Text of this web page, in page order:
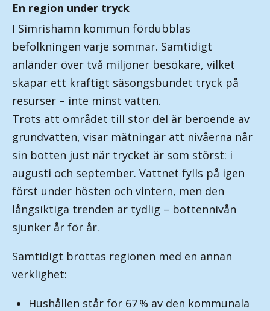
En region under tryck
I Simrishamn kommun fördubblas
befolkningen varje sommar. Samtidigt
anländer över två miljoner besökare, vilket
skapar ett kraftigt säsongsbundet tryck på
resurser – inte minst vatten.
Trots att området till stor del är beroende av
grundvatten, visar mätningar att nivåerna når
sin botten just när trycket är som störst: i
augusti och september. Vattnet fylls på igen
först under hösten och vintern, men den
långsiktiga trenden är tydlig – bottennivån
sjunker år för år.
Samtidigt brottas regionen med en annan
verklighet:
Hushållen står för 67 % av den kommunala